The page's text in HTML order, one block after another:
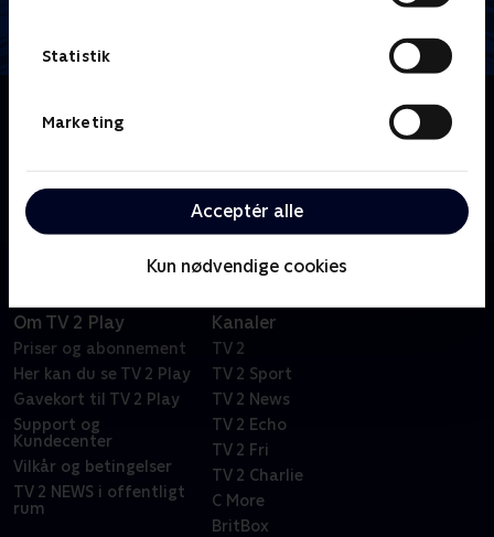
Statistik
Marketing
Acceptér alle
Kun nødvendige cookies
13-årige Henry Hart får job som håndlangeren
have lovet at holde sin identitet hemmelig må Henry
nu til at leve et dobbeltliv.
Om TV 2 Play
Priser og abonnement
Her kan du se TV 2 Play
Gavekort til TV 2 Play
Support og
Kundecenter
Vilkår og betingelser
TV 2 NEWS i offentligt
rum
Kanaler
TV 2
TV 2 Sport
TV 2 News
TV 2 Echo
TV 2 Fri
TV 2 Charlie
C More
BritBox